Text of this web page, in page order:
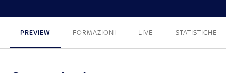
PREVIEW FORMAZIONI LIVE STATISTICHE